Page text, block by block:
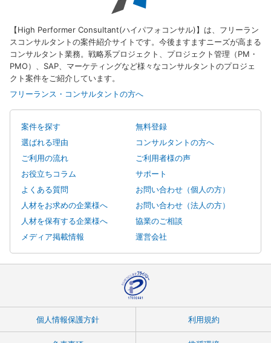
【High Performer Consultant(ハイパフォコンサル)】は、フリーラン
スコンサルタントの案件紹介サイトです。今後ますますニーズが高まる
コンサルタント業務。戦略系プロジェクト、プロジェクト管理（PM・
PMO）、SAP、マーケティングなど様々なコンサルタントのプロジェ
クト案件をご紹介しています。
フリーランス・コンサルタントの方へ
案件を探す
無料登録
選ばれる理由
コンサルタントの方へ
ご利用の流れ
ご利用者様の声
お役立ちコラム
サポート
よくある質問
お問い合わせ（個人の方）
人材をお求めの企業様へ
お問い合わせ（法人の方）
人材を保有する企業様へ
協業のご相談
メディア掲載情報
運営会社
個人情報保護方針 利用規約